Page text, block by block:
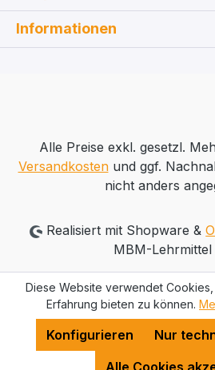
Informationen
Alle Preise exkl. gesetzl.
Versandkostenund ggf.
nicht anders
Realisiert mit Shopware &
MBM-Lehrmittel
Diese Website verwendet
Erfahrung bieten zu können.
Nur
Konfigurieren
Alle Cookies